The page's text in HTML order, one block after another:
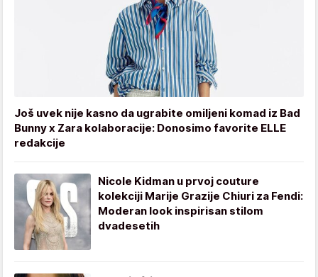
Još uvek nije kasno da ugrabite omiljeni komad iz Bad
Bunny x Zara kolaboracije: Donosimo favorite ELLE
redakcije
Nicole Kidman u prvoj couture
kolekciji Marije Grazije Chiuri za Fendi:
Moderan look inspirisan stilom
dvadesetih